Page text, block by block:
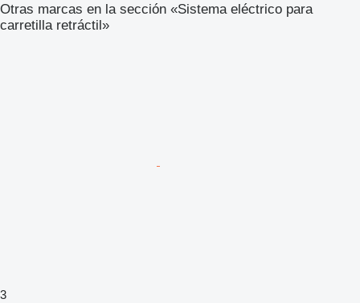
Otras marcas en la sección «Sistema eléctrico para
carretilla retráctil»
3